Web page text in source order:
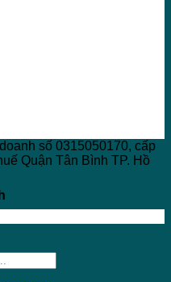
số 0315050170, cấp
Quận Tân Bình TP. Hồ